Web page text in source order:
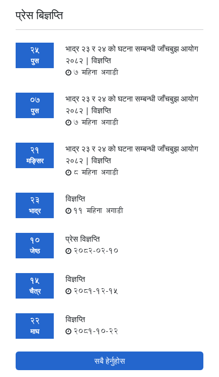
प्रेस बिज्ञप्ति
25
पुस
भाद्र २३ र २४ को घटना सम्बन्धी जाँचबुझ आयोग
२०८२ | विज्ञप्ति
7 महिना अगाडी
07
पुस
भाद्र २३ र २४ को घटना सम्बन्धी जाँचबुझ आयोग
२०८२ | विज्ञप्ति
7 महिना अगाडी
21
मङ्सिर
भाद्र २३ र २४ को घटना सम्बन्धी जाँचबुझ आयोग
२०८२ | विज्ञप्ति
8 महिना अगाडी
23
भाद्र
विज्ञप्ति
11 महिना अगाडी
10
जेष्ठ
प्रेस विज्ञप्ति
2082-02-10
15
चैत्र
विज्ञप्ति
2081-12-15
22
माघ
विज्ञप्ति
2081-10-22
सबै हेर्नुहोस